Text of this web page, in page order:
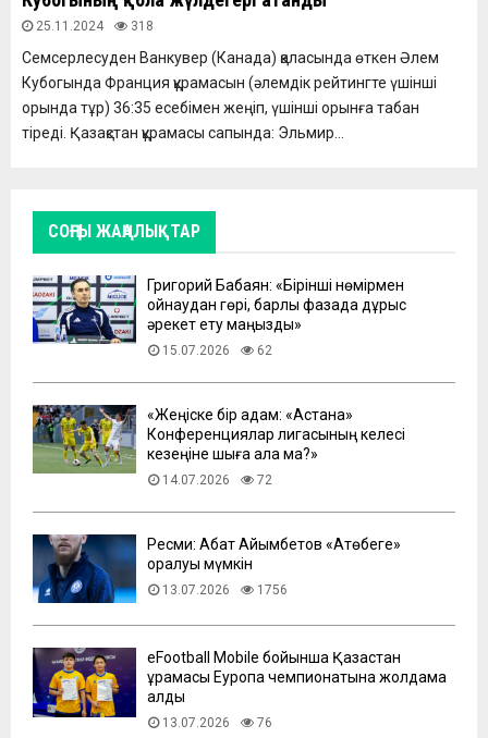
25.11.2024 318
Семсерлесуден Ванкувер (Канада) қаласында өткен Әлем
Кубогында Франция құрамасын (әлемдік рейтингте үшінші
орында тұр) 36:35 есебімен жеңіп, үшінші орынға табан
тіреді. Қазақстан құрамасы сапында: Эльмир...
СОҢҒЫ ЖАҢАЛЫҚТАР
Григорий Бабаян: «Бірінші нөмірмен
ойнаудан гөрі, барлық фазада дұрыс
әрекет ету маңызды»
15.07.2026 62
«Жеңіске бір қадам: «Астана»
Конференциялар лигасының келесі
кезеңіне шыға ала ма?»
14.07.2026 72
Ресми: Абат Айымбетов «Ақтөбеге»
оралуы мүмкін
13.07.2026 1756
eFootball Mobile бойынша Қазақстан
құрамасы Еуропа чемпионатына жолдама
алды
13.07.2026 76